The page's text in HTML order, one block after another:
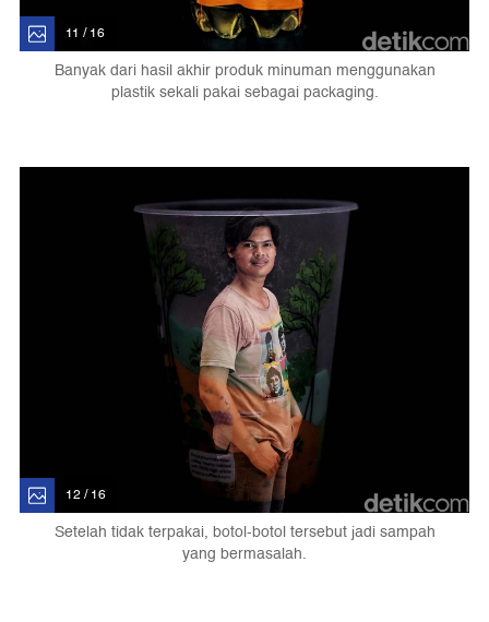
11 / 16
Banyak dari hasil akhir produk minuman menggunakan
plastik sekali pakai sebagai packaging.
12 / 16
Setelah tidak terpakai, botol-botol tersebut jadi sampah
yang bermasalah.